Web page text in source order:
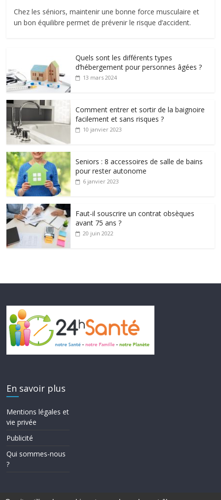
Chez les séniors, maintenir une bonne force musculaire et
un bon équilibre permet de prévenir le risque d’accident.
Quels sont les différents types
d’hébergement pour personnes âgées ?
13 mars 2024
Comment entrer et sortir de la baignoire
facilement et sans risques ?
10 janvier 2023
Seniors : 8 accessoires de salle de bains
pour rester autonome
6 janvier 2023
Faut-il souscrire un contrat obsèques
avant 75 ans ?
20 juin 2022
En savoir plus
Mentions légales et
vie privée
Publicité
Qui sommes-nous
?